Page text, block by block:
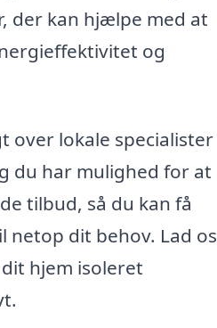
der kan hjælpe med at
og
over lokale specialister
du har mulighed for at
tilbud, så du kan få
netop dit behov. Lad os
hjem isoleret